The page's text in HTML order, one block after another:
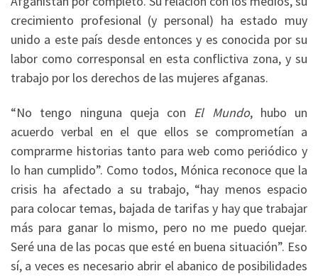
crecimiento profesional (y personal) ha estado muy
unido a este país desde entonces y es conocida por su
labor como corresponsal en esta conflictiva zona, y su
trabajo por los derechos de las mujeres afganas.
“No tengo ninguna queja con El Mundo, hubo un
acuerdo verbal en el que ellos se comprometían a
comprarme historias tanto para web como periódico y
lo han cumplido”. Como todos, Mónica reconoce que la
crisis ha afectado a su trabajo, “hay menos espacio
para colocar temas, bajada de tarifas y hay que trabajar
más para ganar lo mismo, pero no me puedo quejar.
Seré una de las pocas que esté en buena situación”. Eso
sí, a veces es necesario abrir el abanico de posibilidades